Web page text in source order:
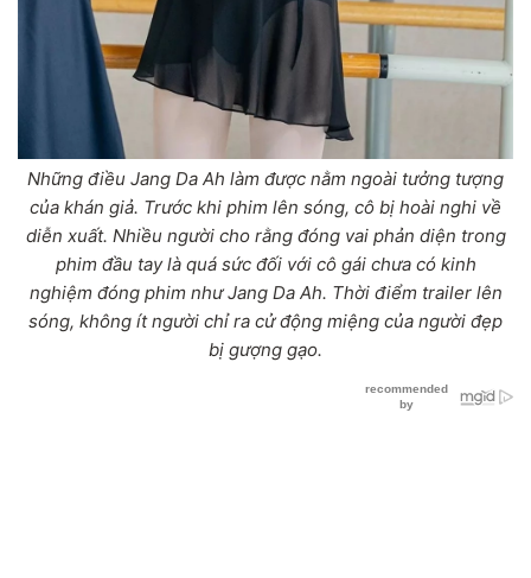
Những điều Jang Da Ah làm được nằm ngoài tưởng tượng
của khán giả. Trước khi phim lên sóng, cô bị hoài nghi về
diễn xuất. Nhiều người cho rằng đóng vai phản diện trong
phim đầu tay là quá sức đối với cô gái chưa có kinh
nghiệm đóng phim như Jang Da Ah. Thời điểm trailer lên
sóng, không ít người chỉ ra cử động miệng của người đẹp
bị gượng gạo.